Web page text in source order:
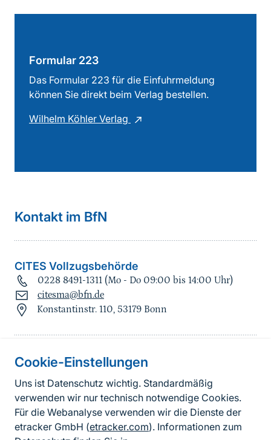
Cookie-Einstellungen
Uns ist Datenschutz wichtig. Standardmäßig
verwenden wir nur technisch notwendige Cookies.
Für die Webanalyse verwenden wir die Dienste der
etracker GmbH (etracker.com). Informationen zum
Formular 223
Das Formular 223 für die Einfuhrmeldung
können Sie direkt beim Verlag bestellen.
Wilhelm Köhler Verlag
Kontakt im BfN
CITES Vollzugsbehörde
0228 8491-1311 (Mo - Do 09:00 bis 14:00 Uhr)
citesma@bfn.de
Konstantinstr. 110, 53179 Bonn
Informationen zur Seite
FußzeileKontakt zum BfN
Kontaktformular